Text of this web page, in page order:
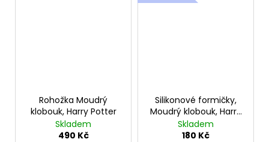
Rohožka Moudrý
klobouk, Harry Potter
Skladem
490 Kč
Silikonové formičky,
Moudrý klobouk, Harry
Potter
Skladem
180 Kč